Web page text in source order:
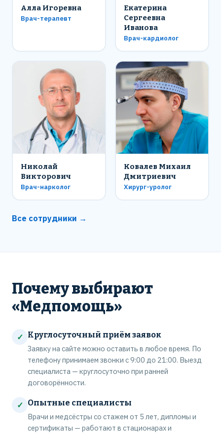
Алла Игоревна
Врач-терапевт
Екатерина
Сергеевна
Иванова
Врач-кардиолог
Николай
Викторович
Врач-нарколог
Ковалев Михаил
Дмитриевич
Хирург-уролог
Все сотрудники →
Почему выбирают
«Медпомощь»
✓ Круглосуточный приём заявок
Заявку на сайте можно оставить в любое время. По
телефону принимаем звонки с 9:00 до 21:00. Выезд
специалиста — круглосуточно при ранней
договорённости.
✓ Опытные специалисты
Врачи и медсёстры со стажем от 5 лет, дипломы и
сертификаты — работают в стационарах и